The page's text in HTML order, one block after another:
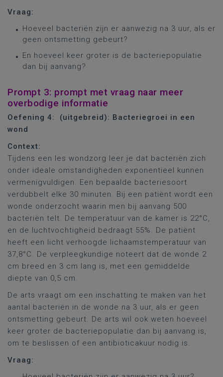
Vraag:
Hoeveel bacteriën zijn er aanwezig na 3 uur, als er
geen ontsmetting gebeurt?
En hoeveel keer groter is de bacteriepopulatie
dan bij aanvang?
Prompt 3: prompt met vraag naar meer
overbodige informatie
Oefening 4:
(uitgebreid): Bacteriegroei in een
wond
Context:
Tijdens een les wondzorg leer je dat bacteriën zich
onder ideale omstandigheden exponentieel kunnen
vermenigvuldigen. Een bepaalde bacteriesoort
verdubbelt elke 30 minuten. Bij een patiënt wordt een
wonde onderzocht waarin men bij aanvang 500
bacteriën telt. De temperatuur van de kamer is 22°C,
en de luchtvochtigheid bedraagt 55%. De patiënt
heeft een licht verhoogde lichaamstemperatuur van
37,8°C. De verpleegkundige noteert dat de wonde 2
cm breed en 3 cm lang is, met een gemiddelde
diepte van 0,5 cm.
De arts vraagt om een inschatting te maken van het
aantal bacteriën in de wonde na 3 uur, als er geen
ontsmetting gebeurt. De arts wil ook weten hoeveel
keer groter de bacteriepopulatie dan bij aanvang is,
om te beslissen of een antibioticakuur nodig is.
Vraag: